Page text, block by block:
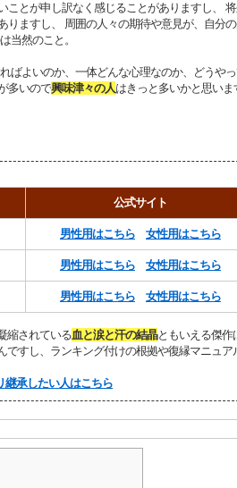
ことが申し訳なく感じることがありますし、
りますし、 周囲の人々の期待や意見が、自分
当然のこと。
ばよいのか、一体どんな心理なのか、どうや
多いので興味津々の人はきっと多いかと思いま
公式サイト
男性用はこちら 女性用はこちら
男性用はこちら 女性用はこちら
男性用はこちら 女性用はこちら
縮されている血と涙と汗の結晶ともいえる傑作
ですし、ランキング付けの根拠や復縁マニュア
継承したい人はこちら